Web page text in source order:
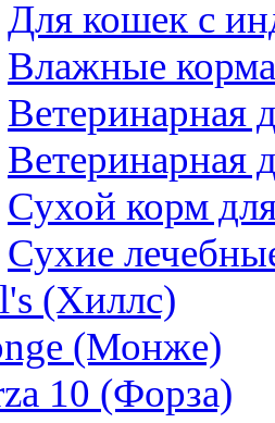
Для кошек с
Влажные
Ветеринарная
Ветеринарная
Сухой корм
Сухие
(Хиллс)
(Монже)
10 (Форза)